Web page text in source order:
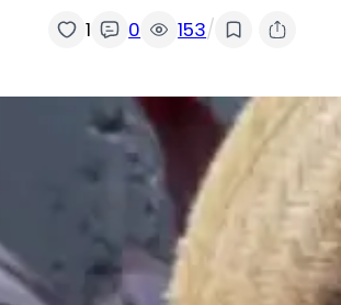
1 0 153/